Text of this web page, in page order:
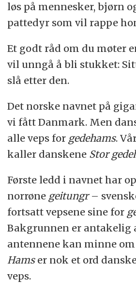
løs på mennesker, bjørn
pattedyr som vil rappe
Et godt råd om du møter
vil unngå å bli stukket:
slå etter den.
Det norske navnet på
vi fått Danmark. Men
alle veps for gedehams.
kaller danskene Stor
Første ledd i navnet har
norrøne geitungr–
fortsatt vepsene sine for
Bakgrunnen er antakelig
antennene kan minne
Hamser nok et ord
veps.